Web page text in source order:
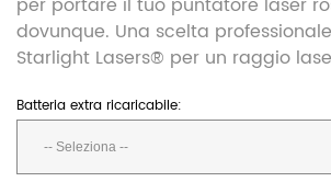
dovunque. Una scelta
Starlight Lasers® per un raggio
Batteria extra ricaricabile: